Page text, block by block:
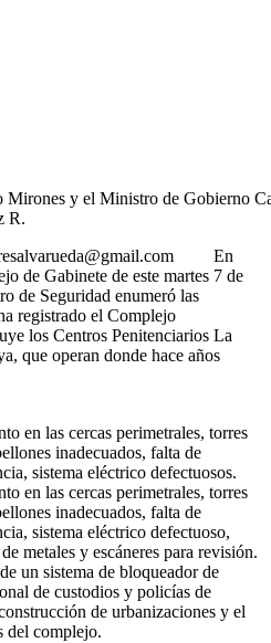
y el Ministro de Gobierno
R.
En
de Gabinete de este martes 7 de
de Seguridad enumeró las
registrado el Complejo
los Centros Penitenciarios La
que operan donde hace años
en las cercas perimetrales, torres
inadecuados, falta de
sistema eléctrico defectuosos.
en las cercas perimetrales, torres
inadecuados, falta de
sistema eléctrico defectuoso,
metales y escáneres para revisión.
un sistema de bloqueador de
de custodios y policías de
de urbanizaciones y el
del complejo.